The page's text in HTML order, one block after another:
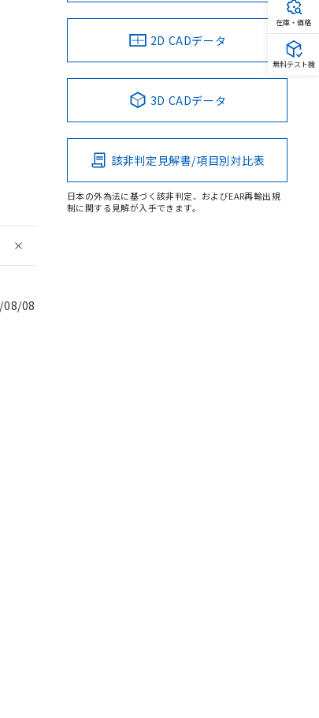
08/08
2D CADデータ
3D CADデータ
該非判定見解書/項目別対比表
日本の外為法に基づく該非判定、およびEAR再輸出規
制に関する見解が入手できます。
在庫・価格
無料テスト機